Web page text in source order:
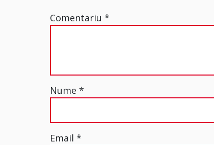
Comentariu*
Nume*
Email*